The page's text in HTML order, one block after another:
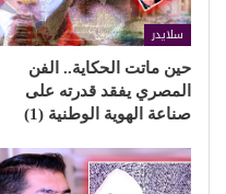
سلايدر
حين ماتت الحكاية.. الفن
المصري يفقد قدرته على
صناعة الهوية الوطنية (1)